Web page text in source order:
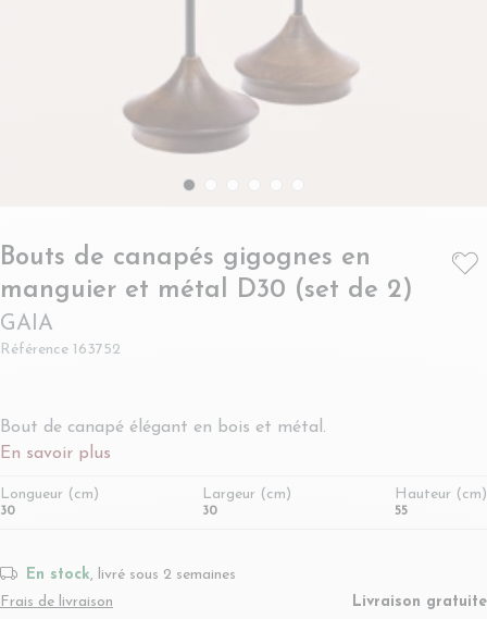
Bouts de canapés gigognes en
manguier et métal D30 (set de 2)
GAIA
Référence 163752
Bout de canapé élégant en bois et métal.
En savoir plus
Longueur (cm)
30
Largeur (cm)
30
Hauteur (cm)
55
En stock, livré sous 2 semaines
Frais de livraison
Livraison gratuite